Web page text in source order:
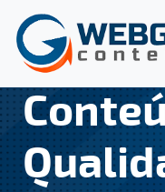
Quem Somos